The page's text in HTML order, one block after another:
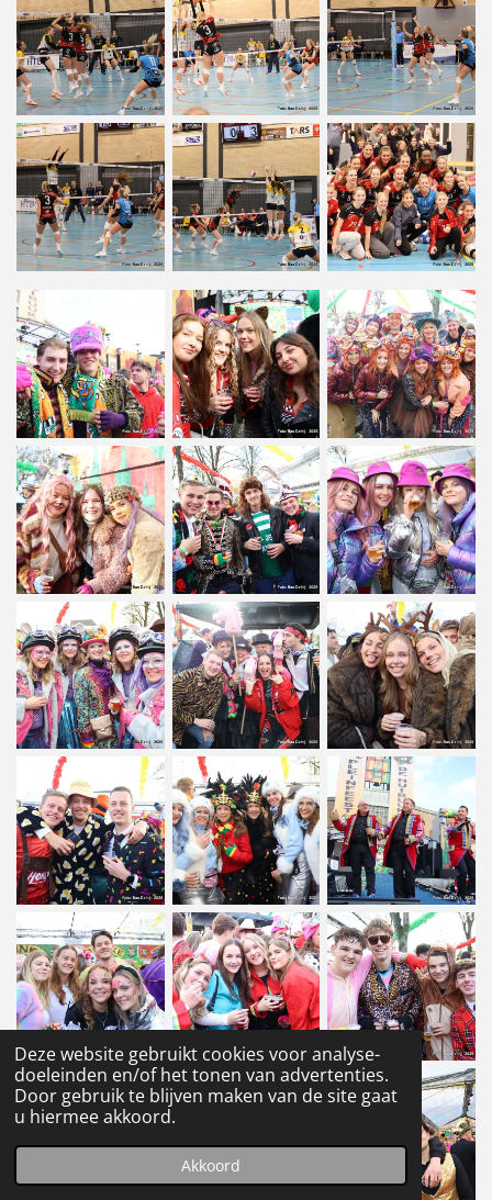
Deze website gebruikt cookies voor analyse-
doeleinden en/of het tonen van advertenties.
Door gebruik te blijven maken van de site gaat
u hiermee akkoord.
Akkoord